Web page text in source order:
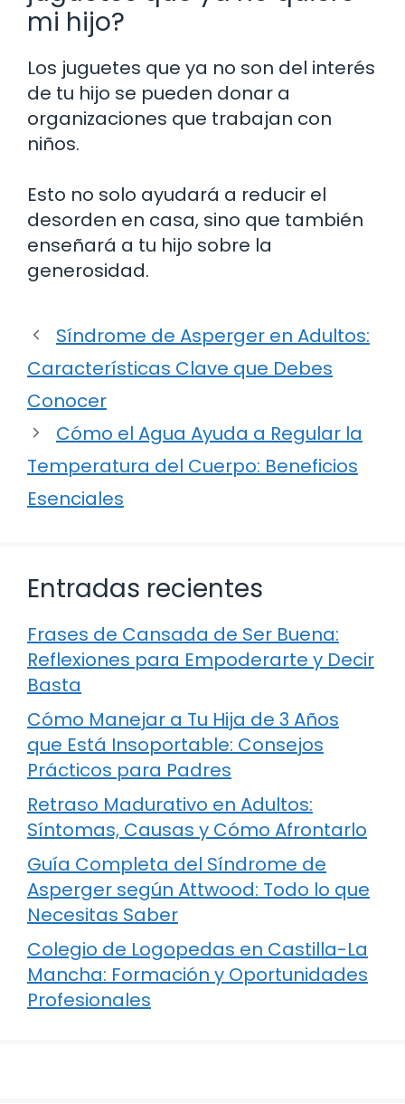
mi hijo?
Los juguetes que ya no son del interés
de tu hijo se pueden donar a
organizaciones que trabajan con
niños.
Esto no solo ayudará a reducir el
desorden en casa, sino que también
enseñará a tu hijo sobre la
generosidad.
Síndrome de Asperger en Adultos:
Características Clave que Debes
Conocer
Cómo el Agua Ayuda a Regular la
Temperatura del Cuerpo: Beneficios
Esenciales
Entradas recientes
Frases de Cansada de Ser Buena:
Reflexiones para Empoderarte y Decir
Basta
Cómo Manejar a Tu Hija de 3 Años
que Está Insoportable: Consejos
Prácticos para Padres
Retraso Madurativo en Adultos:
Síntomas, Causas y Cómo Afrontarlo
Guía Completa del Síndrome de
Asperger según Attwood: Todo lo que
Necesitas Saber
Colegio de Logopedas en Castilla-La
Mancha: Formación y Oportunidades
Profesionales